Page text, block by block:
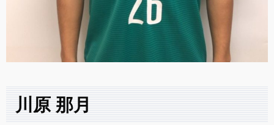
川原 那月